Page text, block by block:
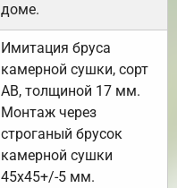
доме.
Имитация бруса
камерной сушки, сорт
АВ, толщиной 17 мм.
Монтаж через
строганый брусок
камерной сушки
45х45+/-5 мм.